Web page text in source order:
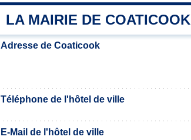
LA MAIRIE DE COATICOOK
Adresse de Coaticook
Téléphone de l'hôtel de ville
E-Mail de l'hôtel de ville